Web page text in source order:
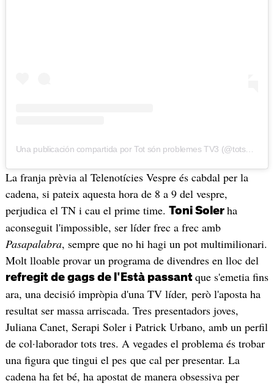
La franja prèvia al Telenotícies Vespre és cabdal per la
cadena, si pateix aquesta hora de 8 a 9 del vespre,
perjudica el TN i cau el prime time. Toni Soler ha
aconseguit l'impossible, ser líder frec a frec amb
Pasapalabra, sempre que no hi hagi un pot multimilionari.
Molt lloable provar un programa de divendres en lloc del
refregit de gags de l'Està passant que s'emetia fins
ara, una decisió impròpia d'una TV líder, però l'aposta ha
resultat ser massa arriscada. Tres presentadors joves,
Juliana Canet, Serapi Soler i Patrick Urbano, amb un perfil
de col·laborador tots tres. A vegades el problema és trobar
una figura que tingui el pes que cal per presentar. La
cadena ha fet bé, ha apostat de manera obsessiva per